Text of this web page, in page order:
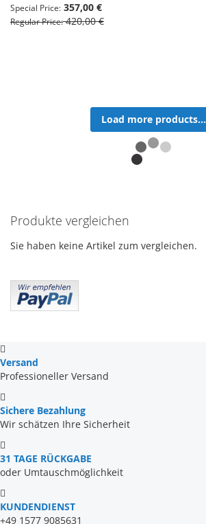
Special Price 357,00 €
Regular Price 420,00 €
Load more products...
Produkte vergleichen
Sie haben keine Artikel zum vergleichen.
Versand
Professioneller Versand
Sichere Bezahlung
Wir schätzen Ihre Sicherheit
31 TAGE RÜCKGABE
oder Umtauschmöglichkeit
KUNDENDIENST
+49 1577 9085631